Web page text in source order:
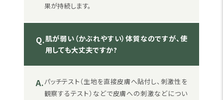
果が持続します。
Q.肌が弱い（かぶれやすい）体質なのですが、使
用しても大丈夫ですか?
A.パッチテスト（生地を直接皮膚へ貼付し、刺激性を
観察するテスト）などで皮膚への刺激などについ